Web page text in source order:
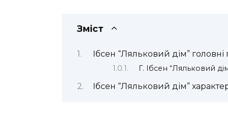
Зміст
Ібсен “Ляльковий дім” головні
Г. Ібсен “Ляльковий
Ібсен “Ляльковий дім”